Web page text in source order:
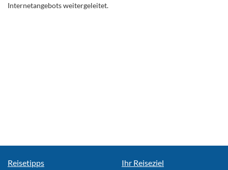
Internetangebots weitergeleitet.
Reisetipps Ihr Reiseziel